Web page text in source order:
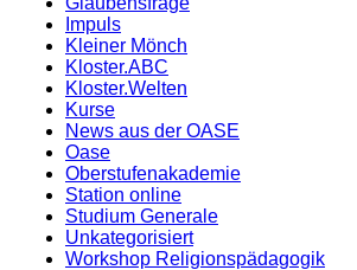
Impuls
Kleiner Mönch
Kloster.ABC
Kloster.Welten
Kurse
News aus der OASE
Oase
Oberstufenakademie
Station online
Studium Generale
Unkategorisiert
Workshop Religionspädagogik